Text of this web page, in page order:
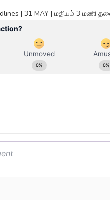
| 31 MAY | மதியம் 3 மணி